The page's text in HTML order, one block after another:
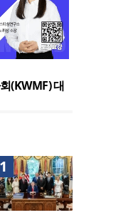
만 평 리버사
반 확보
통령 접견
(KWMF) 대
기’
만 평 리버사
영구 사용 승
반 확보
보 목사, 백악
통령 접견
1